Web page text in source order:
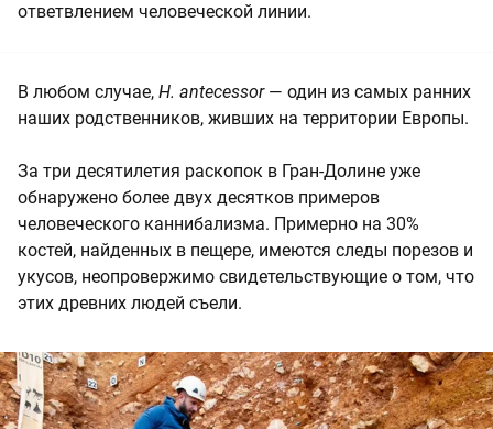
ответвлением человеческой линии.
В любом случае, H. antecessor— один из самых ранних
наших родственников, живших на территории Европы.
За три десятилетия раскопок в Гран-Долине уже
обнаружено более двух десятков примеров
человеческого каннибализма. Примерно на 30%
костей, найденных в пещере, имеются следы порезов и
укусов, неопровержимо свидетельствующие о том, что
этих древних людей съели.